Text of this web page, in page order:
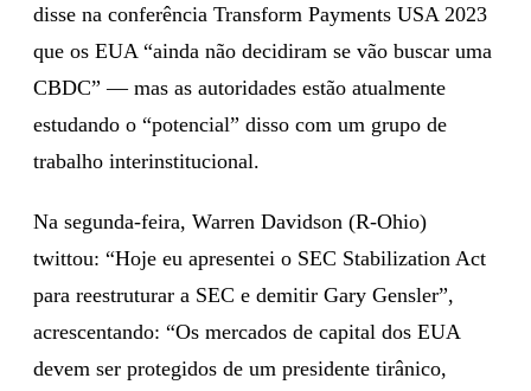
disse na conferência Transform Payments USA 2023
que os EUA “ainda não decidiram se vão buscar uma
CBDC” — mas as autoridades estão atualmente
estudando o “potencial” disso com um grupo de
trabalho interinstitucional.
Na segunda-feira, Warren Davidson (R-Ohio)
twittou: “Hoje eu apresentei o SEC Stabilization Act
para reestruturar a SEC e demitir Gary Gensler”,
acrescentando: “Os mercados de capital dos EUA
devem ser protegidos de um presidente tirânico,